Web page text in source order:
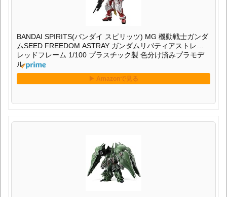
BANDAI SPIRITS(バンダイ スピリッツ) MG 機動戦士ガンダ
ムSEED FREEDOM ASTRAY ガンダムリバティアストレイ
レッドフレーム 1/100 プラスチック製 色分け済みプラモデ
ル